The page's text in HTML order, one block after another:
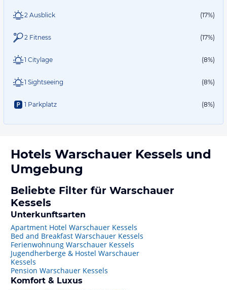
2 Ausblick (17%)
2 Fitness (17%)
1 Citylage (8%)
1 Sightseeing (8%)
1 Parkplatz (8%)
Hotels Warschauer Kessels und
Umgebung
Beliebte Filter für Warschauer
Kessels
Unterkunftsarten
Apartment Hotel Warschauer Kessels
Bed and Breakfast Warschauer Kessels
Ferienwohnung Warschauer Kessels
Jugendherberge & Hostel Warschauer
Kessels
Pension Warschauer Kessels
Komfort & Luxus